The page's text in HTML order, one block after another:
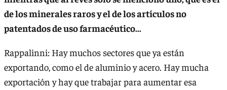
de los minerales raros y el de los artículos no
patentados de uso farmacéutico...
Rappalinni: Hay muchos sectores que ya están
exportando, como el de aluminio y acero. Hay mucha
exportación y hay que trabajar para aumentar esa